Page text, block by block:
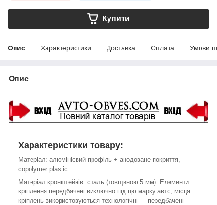
Купити
Опис Характеристики Доставка Оплата Умови
Опис
Характеристики товару:
Матеріал: алюмінієвий профіль + анодоване покриття,
copolymer plastic
Матеріал кронштейнів: сталь (товщиною 5 мм). Елементи
кріплення передбачені виключно під цю марку авто, місця
кріплень використовуються технологічні ― передбачені